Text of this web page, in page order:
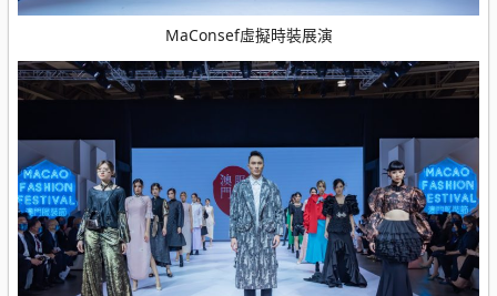
MaConsef虛擬時裝展演